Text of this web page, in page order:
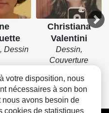
Dessin
Christiana
Valentini
Dessin,
Couverture
votre disposition, nous
nécessaires à son bon
avons besoin de
cookies de statistiques